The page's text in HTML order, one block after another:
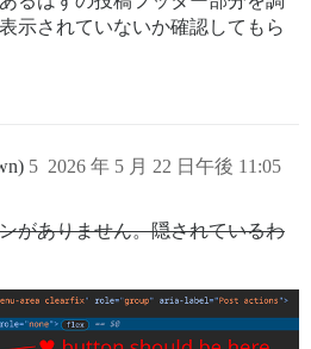
示されていないか確認してもら
2026 年 5 月 22 日午後 11:05
5
がありません。隠されているわ